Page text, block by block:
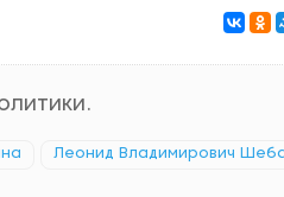
Леонид Владимирович